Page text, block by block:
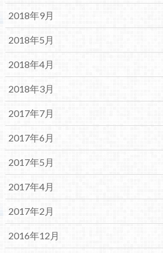
2018年9月
2018年5月
2018年4月
2018年3月
2017年7月
2017年6月
2017年5月
2017年4月
2017年2月
2016年12月